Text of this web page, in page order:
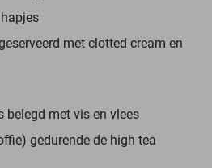
met clotted cream en
belegd met vis en vlees
gedurende de high tea